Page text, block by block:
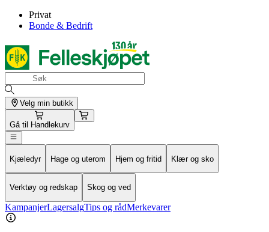
Privat
Bonde & Bedrift
Velg min butikk
Gå til Handlekurv
Kjæledyr Hage og uterom Hjem og fritid Klær og sko
Verktøy og redskap Skog og ved
KampanjerLagersalgTips og rådMerkevarer